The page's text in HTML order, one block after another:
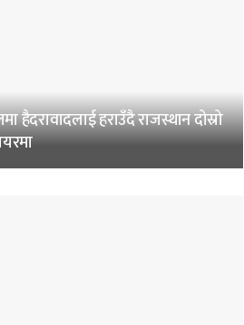
हैदरावादलाई हराउँदै राजस्थान दोस्रो